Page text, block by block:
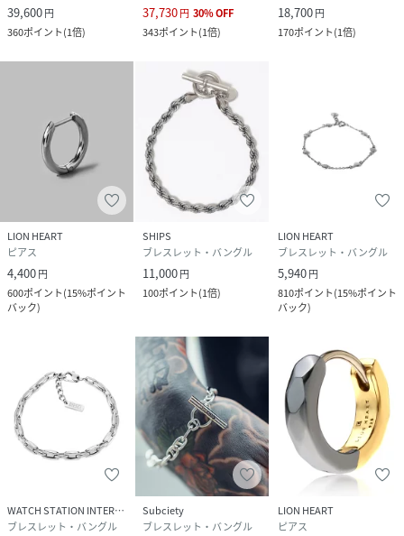
39,600円
360ポイント(1倍)
37,730円 30%OFF
343ポイント(1倍)
18,700円
170ポイント(1倍)
LION HEART
ピアス
4,400円
600ポイント(15%ポイント
バック)
SHIPS
ブレスレット・バングル
11,000円
100ポイント(1倍)
LION HEART
ブレスレット・バングル
5,940円
810ポイント(15%ポイント
バック)
WATCH STATION INTERNATIONAL
ブレスレット・バングル
Subciety
ブレスレット・バングル
LION HEART
ピアス